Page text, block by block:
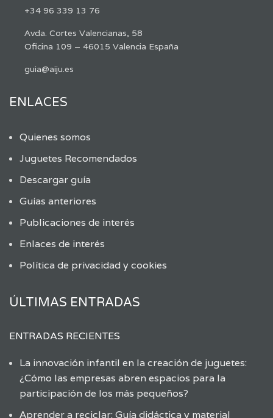
+34 96 339 13 76
Avda. Cortes Valencianas, 58
Oficina 109 – 46015 Valencia España
guia@aiju.es
ENLACES
Quienes somos
Juguetes Recomendados
Descargar guía
Guías anteriores
Publicaciones de interés
Enlaces de interés
Política de privacidad y cookies
ÚLTIMAS ENTRADAS
ENTRADAS RECIENTES
La innovación infantil en la creación de juguetes:
¿Cómo las empresas abren espacios para la
participación de los más pequeños?
Aprender a reciclar: Guía didáctica y material